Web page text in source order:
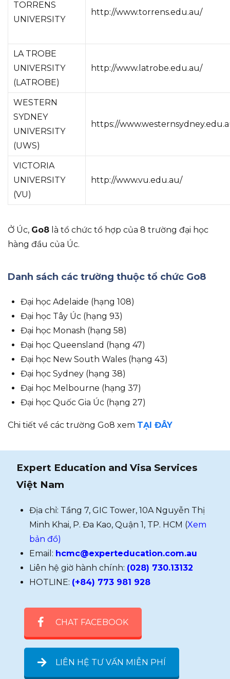
TORRENS
UNIVERSITY
http://www.torrens.edu.au/
LA TROBE
UNIVERSITY
(LATROBE)
http://www.latrobe.edu.au/
WESTERN
SYDNEY
UNIVERSITY
(UWS)
https://
VICTORIA
UNIVERSITY
(VU)
http://www.vu.edu.au/
Ở Úc, Go8 là tổ chức tổ hợp của 8 trường đại học
hàng đầu của Úc.
Danh sách các trường thuộc tổ chức Go8
Đại học Adelaide (hạng 108)
Đại học Tây Úc (hạng 93)
Đại học Monash (hạng 58)
Đại học Queensland (hạng 47)
Đại học New South Wales (hạng 43)
Đại học Sydney (hạng 38)
Đại học Melbourne (hạng 37)
Đại học Quốc Gia Úc (hạng 27)
Chi tiết về các trường Go8 xem TẠI ĐÂY
Expert Education and Visa Services
Việt Nam
Địa chỉ: Tầng 7, GIC Tower, 10A Nguyễn Thị
Minh Khai, P. Đa Kao, Quận 1, TP. HCM (Xem
bản đồ)
Email: hcmc@experteducation.com.au
Liên hệ giờ hành chính: (028) 730.13132
HOTLINE: (+84) 773 981 928
CHAT FACEBOOK
LIÊN HỆ TƯ VẤN MIỄN PHÍ